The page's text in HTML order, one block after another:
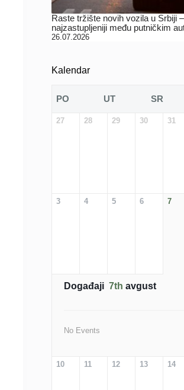
Raste tržište novih vozila u Srbiji
najzastupljeniji među putničkim
26.07.2026
Kalendar
PO UT SR
27 28 29 30 31
3 4 5 6 7
Događaji 7th avgust
No Events
10 11 12 13 14